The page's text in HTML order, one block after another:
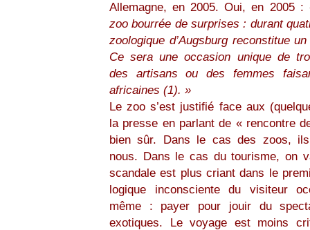
Allemagne, en 2005. Oui, en 2005 :
zoo bourrée de surprises : durant
zoologique d’Augsburg reconstitue
Ce sera une occasion unique de
des artisans ou des femmes
africaines (1). »
Le zoo s’est justifié face aux
la presse en parlant de « rencontre
bien sûr. Dans le cas des zoos,
nous. Dans le cas du tourisme, on
scandale est plus criant dans le
logique inconsciente du visiteur
même : payer pour jouir du
exotiques. Le voyage est moins